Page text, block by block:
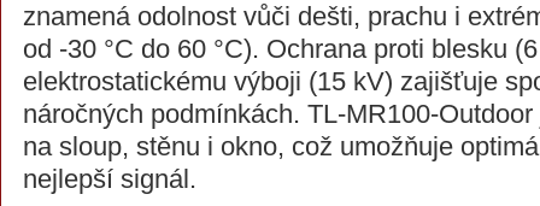
znamená odolnost vůči dešti, prachu i
od -30 °C do 60 °C). Ochrana proti blesku
elektrostatickému výboji (15 kV) zajišťuje
náročných podmínkách. TL-MR100-
na sloup, stěnu i okno, což umožňuje
nejlepší signál.